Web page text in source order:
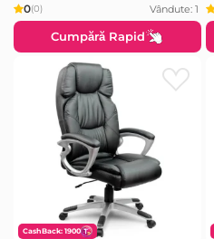
0(0) Vândute: 1
Cumpără Rapid
CashBack: 1900